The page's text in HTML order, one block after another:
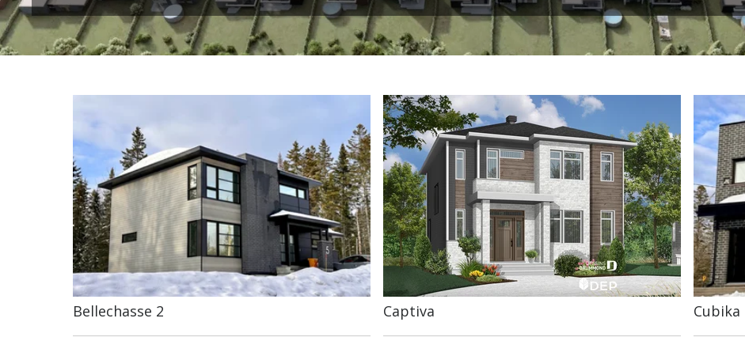
Bigénérations
Bellechasse 2 Captiva Cubika